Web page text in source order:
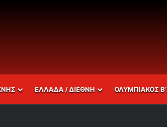
ΕΛΛΑΔΑ / ΔΙΕΘΝΗ ΟΛΥΜΠΙΑΚΟΣ Β’